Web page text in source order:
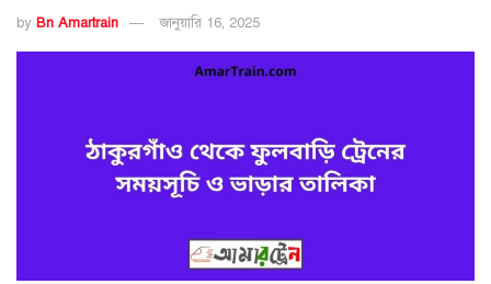
by Bn Amartrain জানুয়ারি 16, 2025